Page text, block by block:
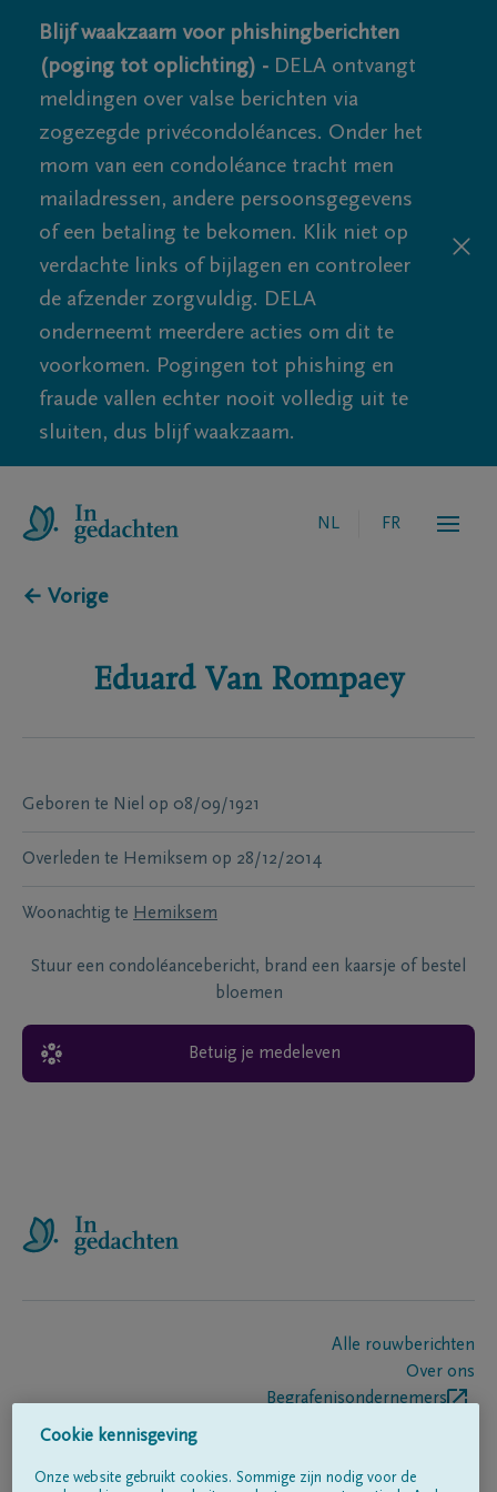
Blijf waakzaam voor phishingberichten
(poging tot oplichting) - DELA ontvangt
meldingen over valse berichten via
zogezegde privécondoléances. Onder het
mom van een condoléance tracht men
mailadressen, andere persoonsgegevens
of een betaling te bekomen. Klik niet op
verdachte links of bijlagen en controleer
de afzender zorgvuldig. DELA
onderneemt meerdere acties om dit te
voorkomen. Pogingen tot phishing en
fraude vallen echter nooit volledig uit te
sluiten, dus blijf waakzaam.
NL FR
← Vorige
Eduard Van Rompaey
Geboren te Niel op 08/09/1921
Overleden te Hemiksem op 28/12/2014
Woonachtig te Hemiksem
Stuur een condoléancebericht, brand een kaarsje of bestel
bloemen
Betuig je medeleven
Alle rouwberichten
Over ons
Begrafenisondernemers
Cookie kennisgeving
Onze website gebruikt cookies. Sommige zijn nodig voor de